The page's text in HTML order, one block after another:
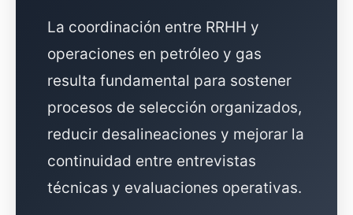
La coordinación entre RRHH y
operaciones en petróleo y gas
resulta fundamental para sostener
procesos de selección organizados,
reducir desalineaciones y mejorar la
continuidad entre entrevistas
técnicas y evaluaciones operativas.